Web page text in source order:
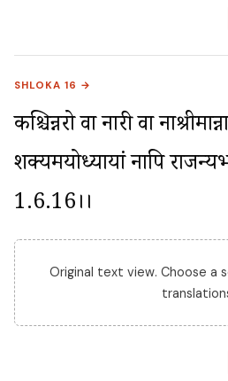
SHLOKA 16 →
कश्चिन्नरो वा नारी वा
शक्यमयोध्यायां नापि
1.6.16।।
Original text view. Choose a